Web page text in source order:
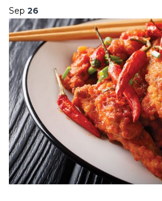
Sep 26